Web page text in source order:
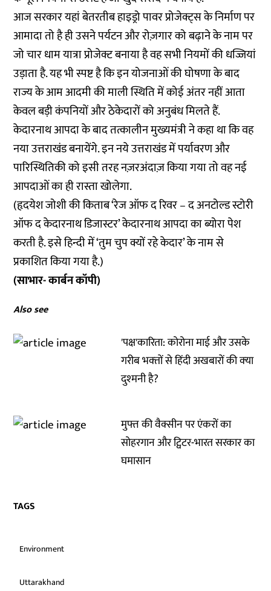
आज सरकार यहां बेतरतीब हाइड्रो पावर प्रोजेक्ट्स के निर्माण पर
आमादा तो है ही उसने पर्यटन और रोज़गार को बढ़ाने के नाम पर
जो चार धाम यात्रा प्रोजेक्ट बनाया है वह सभी नियमों की धज्जियां
उड़ाता है. यह भी स्पष्ट है कि इन योजनाओं की घोषणा के बाद
राज्य के आम आदमी की माली स्थिति में कोई अंतर नहीं आता
केवल बड़ी कंपनियों और ठेकेदारों को अनुबंध मिलते हैं.
केदारनाथ आपदा के बाद तत्कालीन मुख्यमंत्री ने कहा था कि वह
नया उत्तराखंड बनायेंगे. इन नये उत्तराखंड में पर्यावरण और
पारिस्थितिकी को इसी तरह नज़रअंदाज़ किया गया तो वह नई
आपदाओं का ही रास्ता खोलेगा.
(हृदयेश जोशी की किताब ‘रेज ऑफ द रिवर – द अनटोल्ड स्टोरी
ऑफ द केदारनाथ डिजास्टर’ केदारनाथ आपदा का ब्योरा पेश
करती है. इसे हिन्दी में ‘तुम चुप क्यों रहे केदार’ के नाम से
प्रकाशित किया गया है.)
(साभार- कार्बन कॉपी)
Also see
'पक्ष'कारिता: कोरोना माई और उसके
गरीब भक्‍तों से हिंदी अखबारों की क्‍या
दुश्‍मनी है?
मुफ्त की वैक्सीन पर एंकरों का
सोहरगान और ट्विटर-भारत सरकार का
घमासान
TAGS
Environment
Uttarakhand